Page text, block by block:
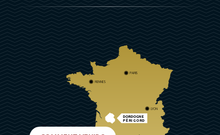
DORDOGNE
PÉRIGORD
PARIS
RENNES
LYON